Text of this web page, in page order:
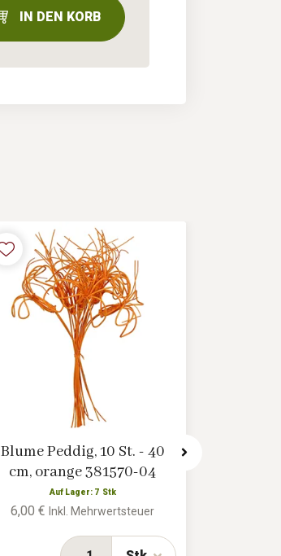
IN DEN KORB
Blume Peddig, 10 St. - 40
cm, orange 381570-04
Auf Lager: 7 Stk
6,00 € Inkl. Mehrwertsteuer